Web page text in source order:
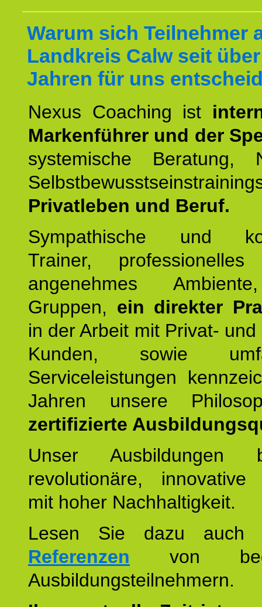
Warum sich Teilnehmer
Landkreis Calw seit
Jahren für uns
Nexus Coaching ist
Markenführer und der
systemische Beratung,
Privatleben und Beruf.
Sympathische und
Trainer, professionelles
angenehmes
Gruppen, ein direkter
in der Arbeit mit Privat-
Kunden, sowie
Serviceleistungen
Jahren unsere
zertifizierte
Unser Ausbildungen
revolutionäre, innovative
mit hoher Nachhaltigkeit.
Lesen Sie dazu
Referenzen von
Ausbildungsteilnehmern.